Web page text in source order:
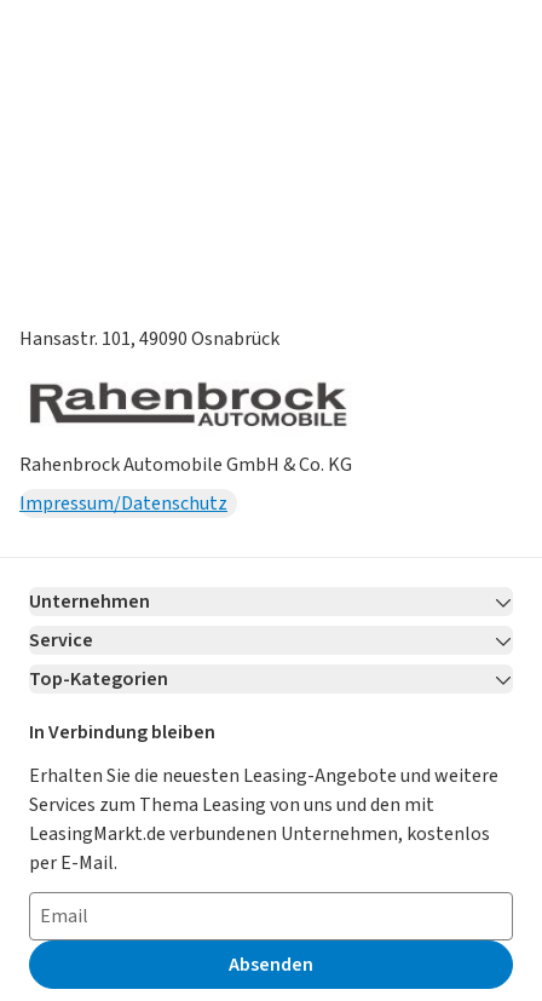
Hansastr. 101, 49090 Osnabrück
Rahenbrock Automobile GmbH & Co. KG
Impressum/Datenschutz
Unternehmen
Über LeasingMarkt.de
Karriere Jetzt bewerben!
Für Händler
Kooperation mit AutoScout24
AGB
Datenschutz
Impressum
Erklärung zur Barrierefreiheit
Presse
Service
Kontakt
Ratgeber
Magazin
Datenschutz-Einstellungen
So funktioniert’s
Häufig gestellte Fragen
Leasing-Lexikon
Auto-Tests
Top-Kategorien
Leasing Deals
Gebrauchtwagen Leasing
Leasing ohne Anzahlung
E-Auto Leasing
Privatleasing
Leasing-Vergleiche
Herstellerverzeichnis
In Verbindung bleiben
Erhalten Sie die neuesten Leasing-Angebote und weitere
Services zum Thema Leasing von uns und den mit
LeasingMarkt.de verbundenen Unternehmen, kostenlos
per E-Mail.
Absenden